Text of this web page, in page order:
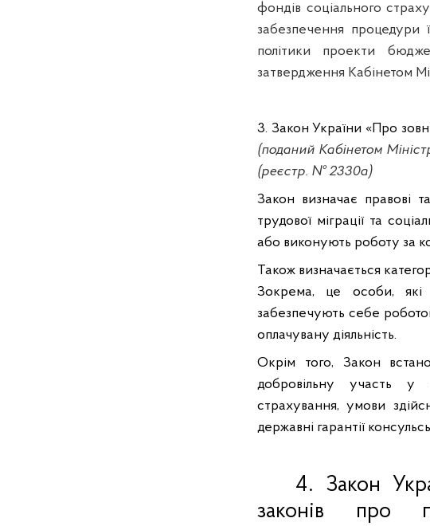
фондів соціального
забезпечення процедури
політики проекти
затвердження Кабінетом
3. Закон України «Про
(поданий Кабінетом
(реєстр. № 2330а)
Закон визначає правові
трудової міграції та
або виконують роботу за
Також визначається
Зокрема, це особи, які
забезпечують себе
оплачувану діяльність.
Окрім того, Закон
добровільну участь у
страхування, умови
державні гарантії
4. Закон
законів про